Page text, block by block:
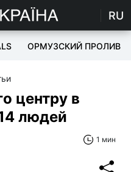
RU
ОРМУЗСКИЙ ПРОЛИВ
центру в
14 людей
1 мин